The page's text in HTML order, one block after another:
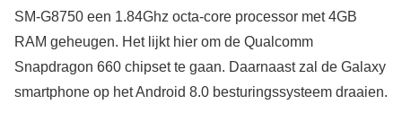
SM-G8750 een 1.84Ghz octa-core processor met 4GB
RAM geheugen. Het lijkt hier om de Qualcomm
Snapdragon 660 chipset te gaan. Daarnaast zal de Galaxy
smartphone op het Android 8.0 besturingssysteem draaien.